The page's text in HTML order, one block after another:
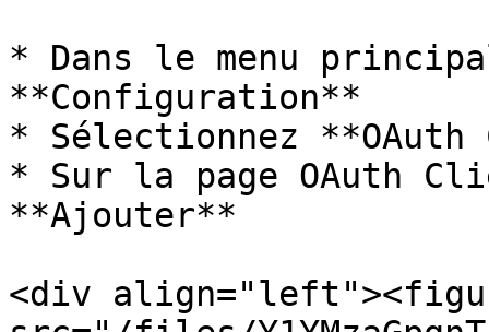
* Dans le menu
**Configuration**
* Sélectionnez
* Sur la page OAuth
**Ajouter**
<div